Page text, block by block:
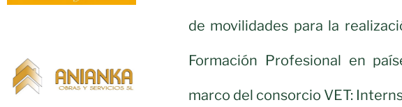
de movilidades para la
Formación Profesional en
marco del consorcio VET: